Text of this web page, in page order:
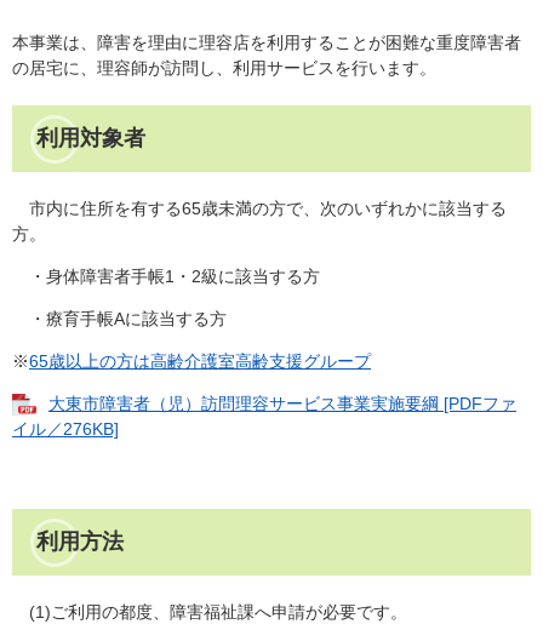
本事業は、障害を理由に理容店を利用することが困難な重度障害者
の居宅に、理容師が訪問し、利用サービスを行います。
利用対象者
市内に住所を有する65歳未満の方で、次のいずれかに該当する
方。
・身体障害者手帳1・2級に該当する方
・療育手帳Aに該当する方
※65歳以上の方は高齢介護室高齢支援グループ
大東市障害者（児）訪問理容サービス事業実施要綱 [PDFファ
イル／276KB]
利用方法
(1)ご利用の都度、障害福祉課へ申請が必要です。